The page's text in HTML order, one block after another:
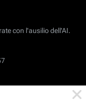
con l'ausilio dell'AI.